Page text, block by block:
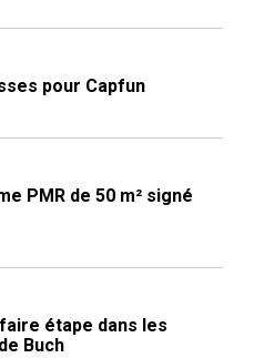
pour Capfun
PMR de 50 m² signé
étape dans les
Buch